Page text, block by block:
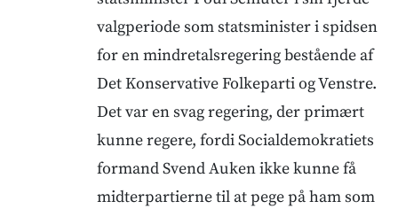
valgperiode som statsminister i spidsen
for en mindretalsregering bestående af
Det Konservative Folkeparti og Venstre.
Det var en svag regering, der primært
kunne regere, fordi Socialdemokratiets
formand Svend Auken ikke kunne få
midterpartierne til at pege på ham som